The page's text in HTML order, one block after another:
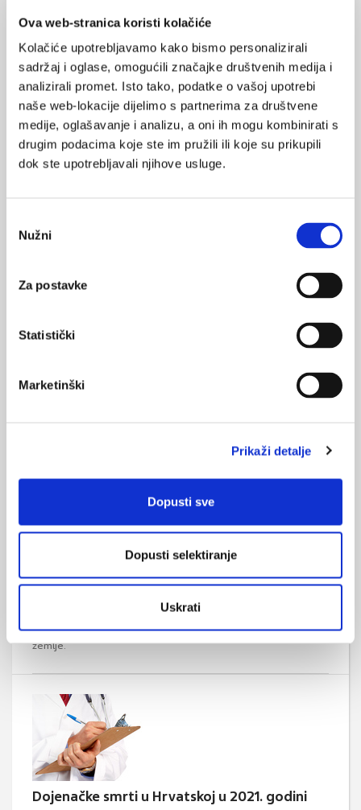
Ova web-stranica koristi kolačiće
Kolačiće upotrebljavamo kako bismo personalizirali
sadržaj i oglase, omogućili značajke društvenih medija i
analizirali promet. Isto tako, podatke o vašoj upotrebi
naše web-lokacije dijelimo s partnerima za društvene
medije, oglašavanje i analizu, a oni ih mogu kombinirati s
drugim podacima koje ste im pružili ili koje su prikupili
dok ste upotrebljavali njihove usluge.
pristanka
Nužni
Za postavke
Statistički
Marketinški
Prikaži detalje
Dopusti sve
Dopusti selektiranje
Uskrati
I manje od 5000 koraka na dan smanjuje
mortalitet
Svakodnevno hodanje od najmanje 3967 koraka smanjuje rizik
od umiranja od bilo kojeg uzroka, a 2337 koraka dnevno
Stope smrtnosti od infarkta miokarda u
Regionalne razlike u standardiziranim stopama mortaliteta od
akutnog i ponovljenog infarkta miokarda u Republici Hrvatskoj
prva dva desetljeća 21. stoljeća
Negativni demografski trendovi u Hrvatskoj (negativna prirodna
imaju sve značajniji utjecaj na društveno-gospodarski razvoj
zemlje.
Dojenačke smrti u Hrvatskoj u 2021. godini